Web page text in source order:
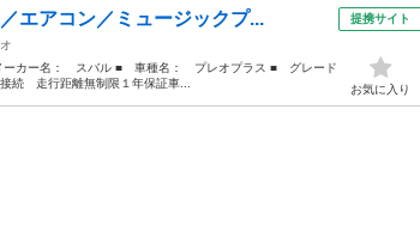
エアコン／ミュージックプ...
カー名： スバル ■ 車種名： プレオプラス ■ グレード
続 走行距離無制限１年保証車...
提携サイト
お気に入り